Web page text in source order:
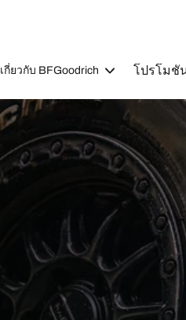
เกี่ยวกับ BFGoodrich โปรโมชั